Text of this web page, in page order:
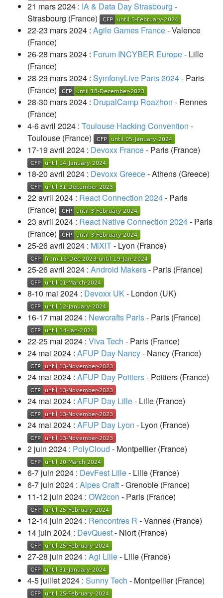
21 mars 2024 : IA & Data Day Strasbourg -
Strasbourg (France)
22-23 mars 2024 : Agile Games France- Valence
(France)
26-28 mars 2024 : Forum INCYBER Europe- Lille
(France)
28-29 mars 2024 : SymfonyLive Paris 2024- Paris
(France)
28-30 mars 2024 : DrupalCamp Roazhon - Rennes
(France)
4-6 avril 2024 : Toulouse Hacking Convention -
Toulouse (France)
17-19 avril 2024 : Devoxx France- Paris (France)
18-20 avril 2024 : Devoxx Greece- Athens (Greece)
22 avril 2024 : React Connection 2024- Paris
(France)
23 avril 2024 : React Native Connection 2024- Paris
(France)
25-26 avril 2024 : MiXiT- Lyon (France)
25-26 avril 2024 : Android Makers- Paris (France)
8-10 mai 2024 : Devoxx UK- London (UK)
16-17 mai 2024 : Newcrafts Paris- Paris (France)
22-25 mai 2024 : Viva Tech - Paris (France)
24 mai 2024 : AFUP Day Nancy- Nancy (France)
24 mai 2024 : AFUP Day Poitiers- Poitiers (France)
24 mai 2024 : AFUP Day Lille- Lille (France)
24 mai 2024 : AFUP Day Lyon - Lyon (France)
2 juin 2024 : PolyCloud - Montpellier (France)
6-7 juin 2024 : DevFest Lille- Lille (France)
6-7 juin 2024 : Alpes Craft- Grenoble (France)
11-12 juin 2024 : OW2con - Paris (France)
12-14 juin 2024 : Rencontres R - Vannes (France)
14 juin 2024 : DevQuest- Niort (France)
27-28 juin 2024 : Agi Lille- Lille (France)
4-5 juillet 2024 : Sunny Tech - Montpellier (France)